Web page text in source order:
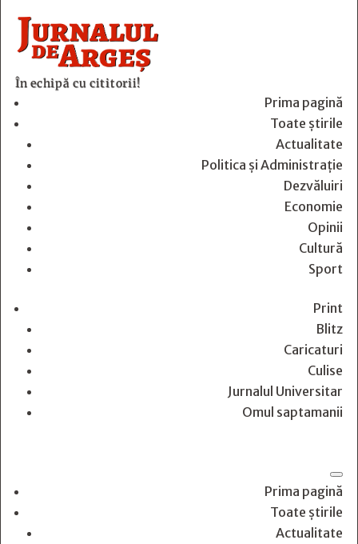
În echipă cu cititorii!
Prima pagină
Toate știrile
Actualitate
Politica și Administrație
Dezvăluiri
Economie
Opinii
Cultură
Sport
Print
Blitz
Caricaturi
Culise
Jurnalul Universitar
Omul saptamanii
Prima pagină
Toate știrile
Actualitate